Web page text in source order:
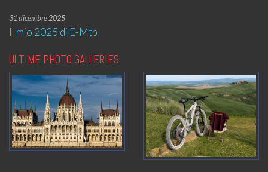
31 dicembre 2025
Il mio 2025 di E-Mtb
ULTIME PHOTO GALLERIES